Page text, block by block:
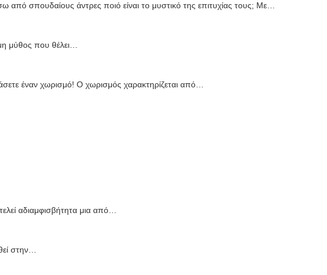
από σπουδαίους άντρες ποιό είναι το μυστικό της επιτυχίας τους; Με…
μύθος που θέλει…
έναν χωρισμό! Ο χωρισμός χαρακτηρίζεται από…
αδιαμφισβήτητα μια από…
στην…